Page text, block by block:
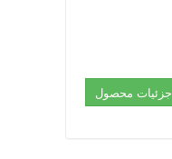
جزئیات محصول